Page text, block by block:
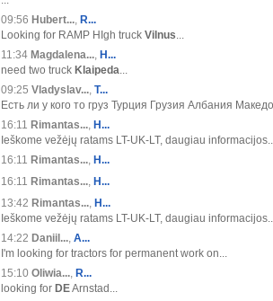
09:56 Hubert..., R...
Looking for RAMP HIgh truck Vilnus...
11:34 Magdalena..., H...
need two truck Klaipeda...
09:25 Vladyslav..., Т...
Есть ли у кого то груз Турция Грузия Албания
16:11 Rimantas..., H...
Ieškome vežėjų ratams LT-UK-LT, daugiau
16:11 Rimantas..., H...
16:11 Rimantas..., H...
13:42 Rimantas..., H...
Ieškome vežėjų ratams LT-UK-LT, daugiau
14:22 Daniil..., A...
I'm looking for tractors for permanent work on...
15:10 Oliwia..., R...
looking for DEArnstad...